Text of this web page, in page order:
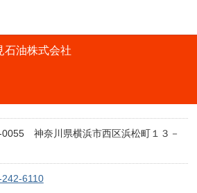
油株式会社
0055 神奈川県横浜市西区浜松町１３－
6110